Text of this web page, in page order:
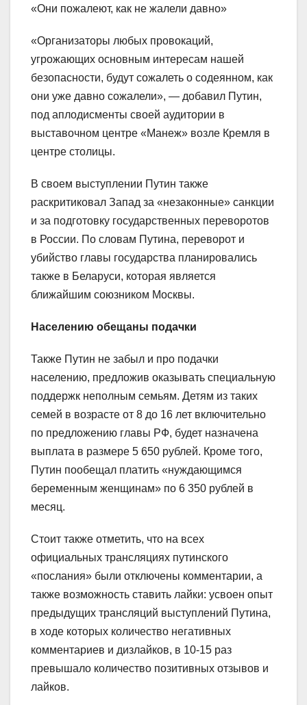
«Они пожалеют, как не жалели давно»
«Организаторы любых провокаций,
угрожающих основным интересам нашей
безопасности, будут сожалеть о содеянном, как
они уже давно сожалели», — добавил Путин,
под аплодисменты своей аудитории в
выставочном центре «Манеж» возле Кремля в
центре столицы.
В своем выступлении Путин также
раскритиковал Запад за «незаконные» санкции
и за подготовку государственных переворотов
в России. По словам Путина, переворот и
убийство главы государства планировались
также в Беларуси, которая является
ближайшим союзником Москвы.
Населению обещаны подачки
Также Путин не забыл и про подачки
населению, предложив оказывать специальную
поддержк неполным семьям. Детям из таких
семей в возрасте от 8 до 16 лет включительно
по предложению главы РФ, будет назначена
выплата в размере 5 650 рублей. Кроме того,
Путин пообещал платить «нуждающимся
беременным женщинам» по 6 350 рублей в
месяц.
Стоит также отметить, что на всех
официальных трансляциях путинского
«послания» были отключены комментарии, а
также возможность ставить лайки: усвоен опыт
предыдущих трансляций выступлений Путина,
в ходе которых количество негативных
комментариев и дизлайков, в 10-15 раз
превышало количество позитивных отзывов и
лайков.